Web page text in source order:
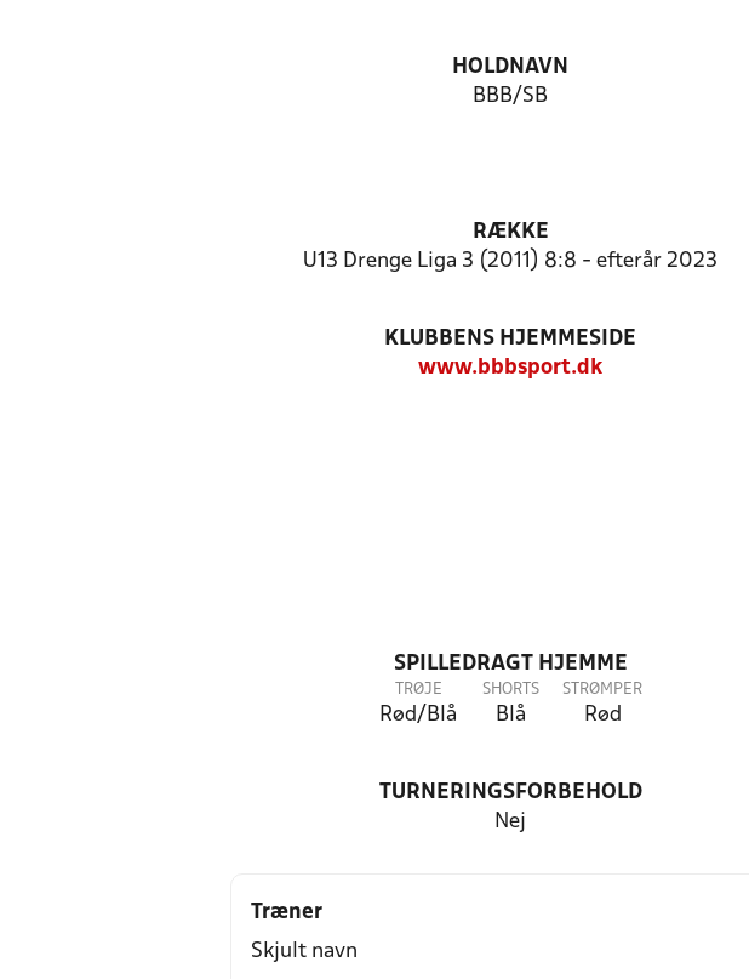
HOLDNAVN
BBB/SB
RÆKKE
U13 Drenge Liga 3 (2011) 8:8 - efterår 2023
KLUBBENS HJEMMESIDE
www.bbbsport.dk
SPILLEDRAGT HJEMME
TRØJE
Rød/Blå
SHORTS
Blå
STRØMPER
Rød
TURNERINGSFORBEHOLD
Nej
Træner
Skjult navn